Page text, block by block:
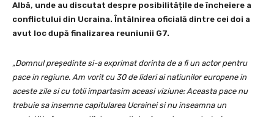
Albă, unde au discutat despre posibilitățile de încheiere a
conflictului din Ucraina. Întâlnirea oficială dintre cei doi a
avut loc după finalizarea reuniunii G7.
„Domnul președinte si-a exprimat dorinta de a fi un actor pentru
pace in regiune. Am vorit cu 30 de lideri ai natiunilor europene in
aceste zile si cu totii impartasim aceasi viziune: Aceasta pace nu
trebuie sa insemne capitularea Ucrainei si nu inseamna un